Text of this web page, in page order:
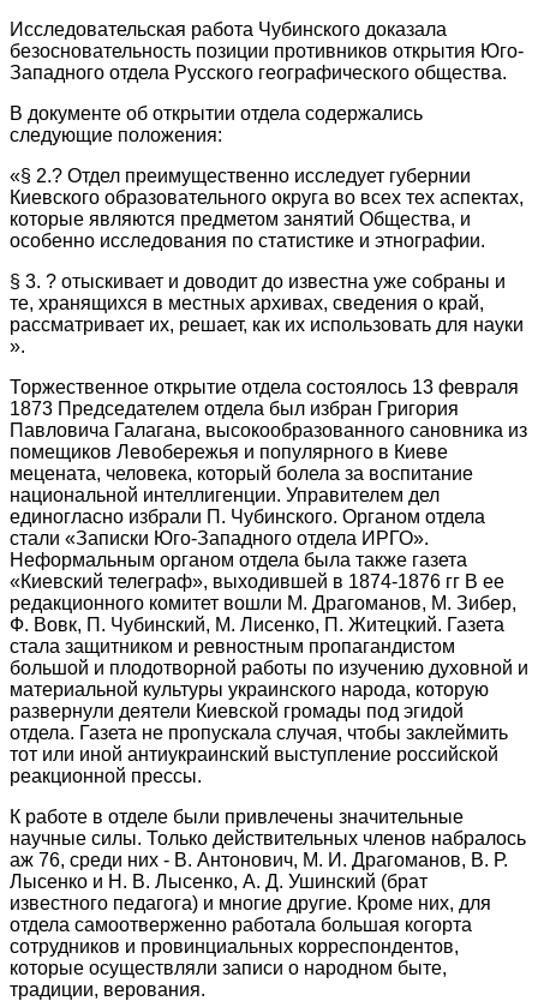
Исследовательская работа Чубинского доказала
безосновательность позиции противников открытия Юго-
Западного отдела Русского географического общества.
В документе об открытии отдела содержались
следующие положения:
«§ 2.? Отдел преимущественно исследует губернии
Киевского образовательного округа во всех тех аспектах,
которые являются предметом занятий Общества, и
особенно исследования по статистике и этнографии.
§ 3. ? отыскивает и доводит до известна уже собраны и
те, хранящихся в местных архивах, сведения о край,
рассматривает их, решает, как их использовать для науки
».
Торжественное открытие отдела состоялось 13 февраля
1873 Председателем отдела был избран Григория
Павловича Галагана, высокообразованного сановника из
помещиков Левобережья и популярного в Киеве
мецената, человека, который болела за воспитание
национальной интеллигенции. Управителем дел
единогласно избрали П. Чубинского. Органом отдела
стали «Записки Юго-Западного отдела ИРГО».
Неформальным органом отдела была также газета
«Киевский телеграф», выходившей в 1874-1876 гг В ее
редакционного комитет вошли М. Драгоманов, М. Зибер,
Ф. Вовк, П. Чубинский, М. Лисенко, П. Житецкий. Газета
стала защитником и ревностным пропагандистом
большой и плодотворной работы по изучению духовной и
материальной культуры украинского народа, которую
развернули деятели Киевской громады под эгидой
отдела. Газета не пропускала случая, чтобы заклеймить
тот или иной антиукраинский выступление российской
реакционной прессы.
К работе в отделе были привлечены значительные
научные силы. Только действительных членов набралось
аж 76, среди них - В. Антонович, М. И. Драгоманов, В. Р.
Лысенко и Н. В. Лысенко, А. Д. Ушинский (брат
известного педагога) и многие другие. Кроме них, для
отдела самоотверженно работала большая когорта
сотрудников и провинциальных корреспондентов,
которые осуществляли записи о народном быте,
традиции, верования.